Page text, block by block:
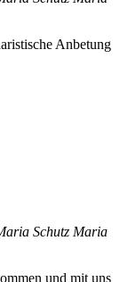
Anbetung
Schutz Maria
und mit uns